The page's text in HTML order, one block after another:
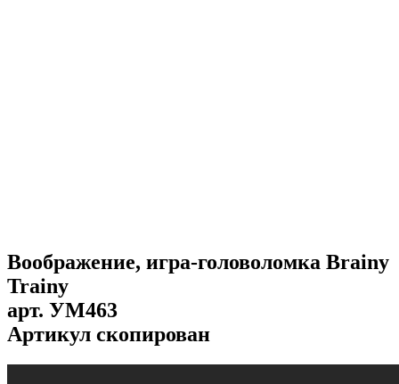
Воображение, игра-головоломка Brainy
Trainy
арт. УМ463
Артикул скопирован